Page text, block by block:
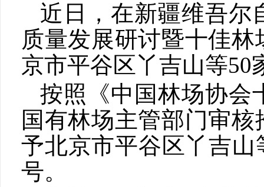
近日，在新疆维吾尔
质量发展研讨暨十佳
京市平谷区丫吉山等50
按照《中国林场协会
国有林场主管部门审
予北京市平谷区丫吉山
号。